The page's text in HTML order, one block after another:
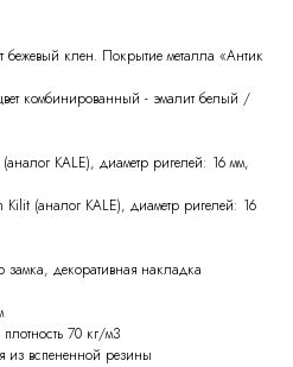
бежевый клен. Покрытие металла «Антик
комбинированный - эмалит белый /
KALE), диаметр ригелей: 16 мм,
(аналог KALE), диаметр ригелей: 16
замка, декоративная накладка
70 кг/м3
из вспененной резины